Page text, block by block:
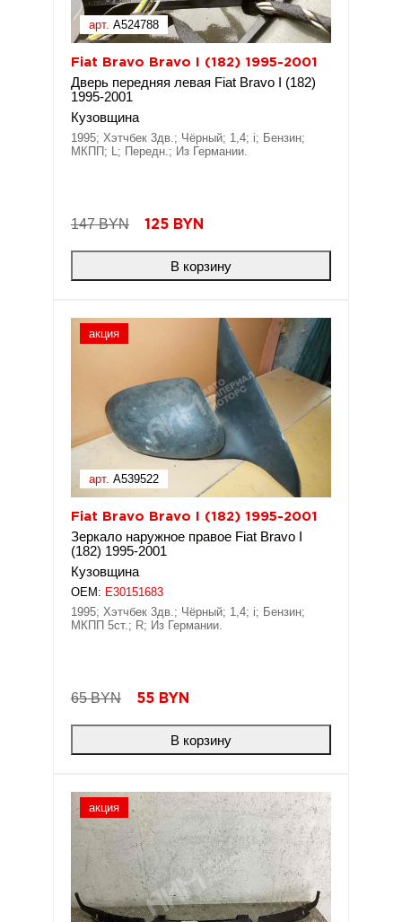
арт. A524788
Fiat Bravo Bravo I (182) 1995-2001
Дверь передняя левая Fiat Bravo I (182)
1995-2001
Кузовщина
1995; Хэтчбек 3дв.; Чёрный; 1,4; i; Бензин;
МКПП; L; Передн.; Из Германии.
147 BYN 125 BYN
В корзину
акция
арт. A539522
Fiat Bravo Bravo I (182) 1995-2001
Зеркало наружное правое Fiat Bravo I
(182) 1995-2001
Кузовщина
OEM: E30151683
1995; Хэтчбек 3дв.; Чёрный; 1,4; i; Бензин;
МКПП 5ст.; R; Из Германии.
65 BYN 55 BYN
В корзину
акция